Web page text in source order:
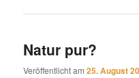
Natur pur?
Veröffentlicht am25. August